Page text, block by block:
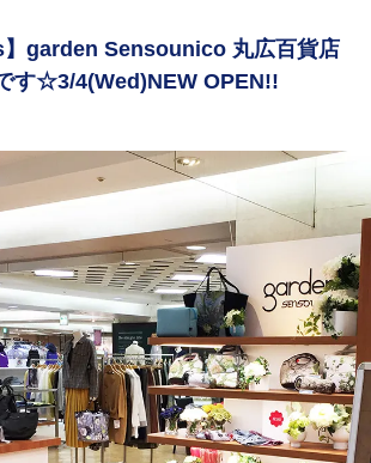
】garden Sensounico 丸広百貨店
す☆3/4(Wed)NEW OPEN!!